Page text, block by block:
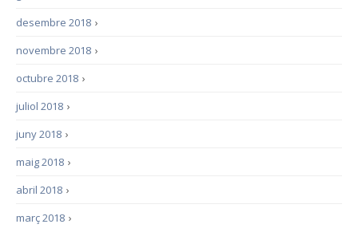
›
desembre 2018
›
novembre 2018
›
octubre 2018
›
juliol 2018
›
juny 2018
›
maig 2018
›
abril 2018
›
març 2018